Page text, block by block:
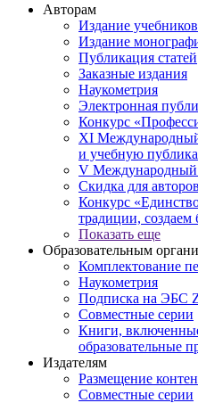
Авторам
Издание
Издание
Публикация статей
Заказные издания
Наукометрия
Электронная
Конкурс
XI
и учебную
V
Скидка для авторов
Конкурс
традиции, создаем
Показать еще
Образовательным
Комплектование
Наукометрия
Подписка на ЭБС
Совместные серии
Книги,
Издателям
Размещение
Совместные серии